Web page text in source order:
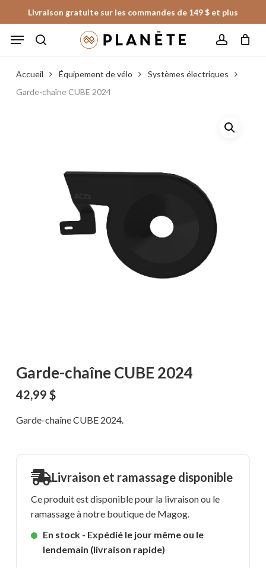
to
main
Livraison gratuite sur les commandes de 149 $ et plus
Menu
Fermer
le
panier
Accueil Équipement de vélo
Systèmes électriques
Garde-chaîne CUBE 2024
Garde-chaîne CUBE 2024
42,99 $
Garde-chaîne CUBE 2024.
Livraison et ramassage disponible
Ce produit est disponible pour la livraison ou le
ramassage à notre boutique de Magog.
En stock - Expédié le jour même ou le
lendemain (livraison rapide)